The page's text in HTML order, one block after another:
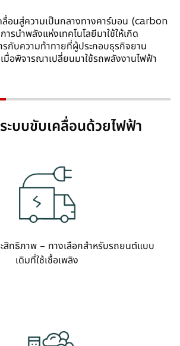
b
อนสู่ความเป็นกลางทางคาร์บอน (carbon
นำพลังแห่งเทคโนโลยีมาใช้ให้เกิด
รกับความท้าทายที่ผู้ประกอบธุรกิจยาน
มื่อพิจารณาเปลี่ยนมาใช้รถพลังงานไฟฟ้า
ะบบขับเคลื่อนด้วยไฟฟ้า
สิทธิภาพ – ทางเลือกสำหรับรถยนต์แบบ
เดิมที่ใช้เชื้อเพลิง